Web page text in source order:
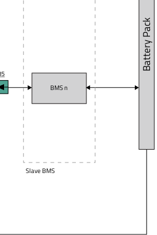
BMS n
Battery Pack
Slave BMS